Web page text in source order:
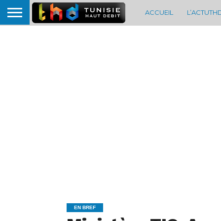
ACCUEIL
EN BREF